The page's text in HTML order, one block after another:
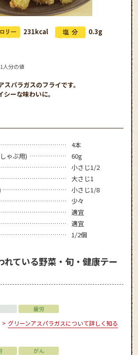
231kcal
0.3g
人分の値
パラガスのフライです。
ーな味わいに。
4本
ゃぶ用)
60g
小さじ1/2
大さじ1
小さじ1/8
少々
適宜
適宜
1/2個
れている野菜・旬・健康テー
疲労
グリーンアスパラガスについて詳しく知る
がん